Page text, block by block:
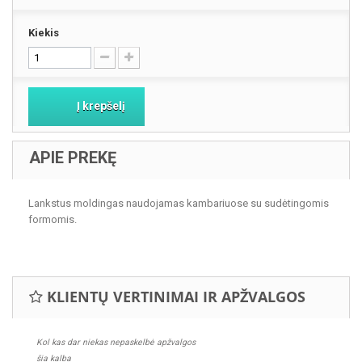
Kiekis
Į krepšelį
APIE PREKĘ
Lankstus moldingas naudojamas kambariuose su sudėtingomis
formomis.
KLIENTŲ VERTINIMAI IR APŽVALGOS
Kol kas dar niekas nepaskelbė apžvalgos
šia kalba